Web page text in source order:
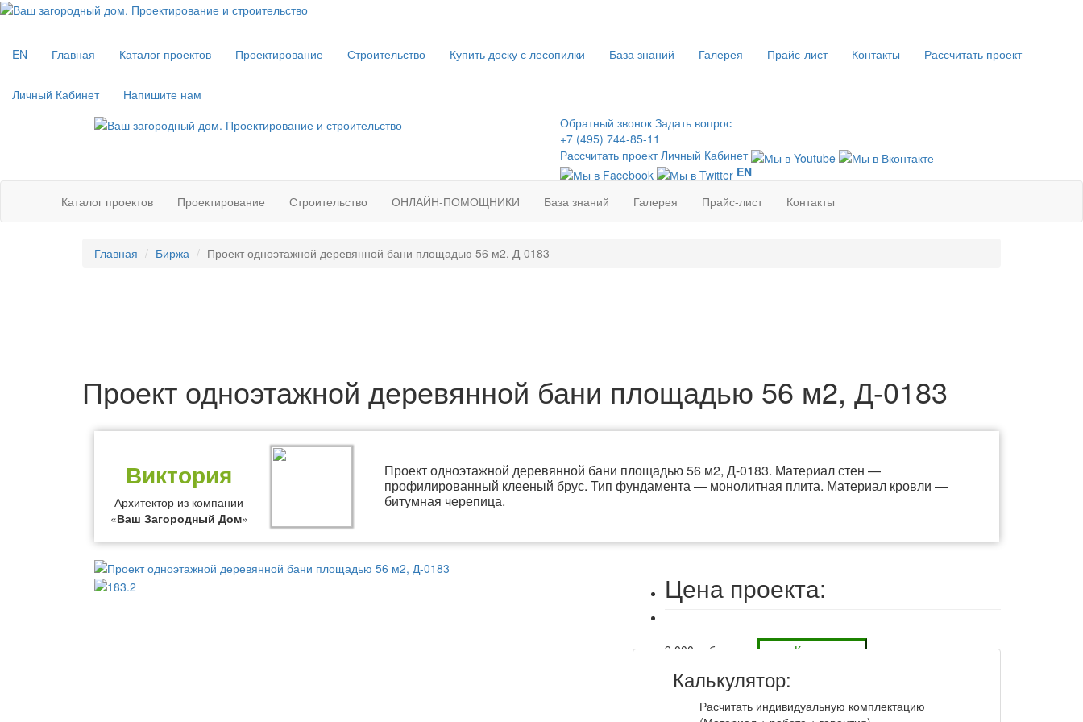
EN Главная Каталог проектов Проектирование Строительство Купить доску с лесопилки База знаний Галерея Прайс-лист Контакты Рассчитать проект
Личный Кабинет
Напишите нам
Обратный звонок Задать вопрос
+7 (495) 744-85-11
Рассчитать проект Личный Кабинет
EN
Каталог проектов
Проектирование Строительство ОНЛАЙН-ПОМОЩНИКИ База знаний Галерея Прайс-лист Контакты
Главная Биржа Проект одноэтажной деревянной бани площадью 56 м2, Д-0183
Проект одноэтажной деревянной бани площадью 56 м2, Д-0183
Виктория
Проект одноэтажной деревянной бани площадью 56 м2, Д-0183. Материал стен —
профилированный клееный брус. Тип фундамента — монолитная плита. Материал кровли —
битумная черепица.
Архитектор из компании
«Ваш Загородный Дом»
Цена проекта:
9 000 руб
Купить
ЭС, МЗ
Калькулятор:
Расчитать индивидуальную комплектацию